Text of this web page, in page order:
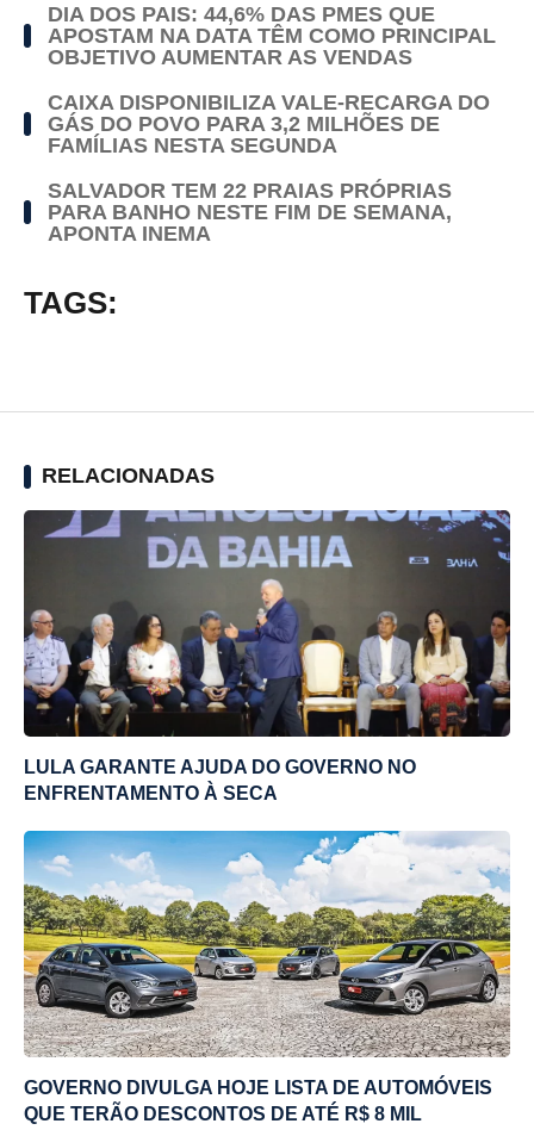
DIA DOS PAIS: 44,6% DAS PMES QUE
APOSTAM NA DATA TÊM COMO PRINCIPAL
OBJETIVO AUMENTAR AS VENDAS
CAIXA DISPONIBILIZA VALE-RECARGA DO
GÁS DO POVO PARA 3,2 MILHÕES DE
FAMÍLIAS NESTA SEGUNDA
SALVADOR TEM 22 PRAIAS PRÓPRIAS
PARA BANHO NESTE FIM DE SEMANA,
APONTA INEMA
TAGS:
RELACIONADAS
LULA GARANTE AJUDA DO GOVERNO NO
ENFRENTAMENTO À SECA
GOVERNO DIVULGA HOJE LISTA DE AUTOMÓVEIS
QUE TERÃO DESCONTOS DE ATÉ R$ 8 MIL